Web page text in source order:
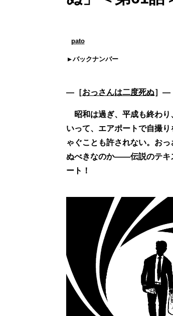
pato
バックナンバー
―［おっさんは二度死ぬ］―
昭和は過ぎ、平成も終わり
いって、エアポートで自撮
ゃぐことも許されない。お
ぬべきなのか――伝説のテキ
ート！